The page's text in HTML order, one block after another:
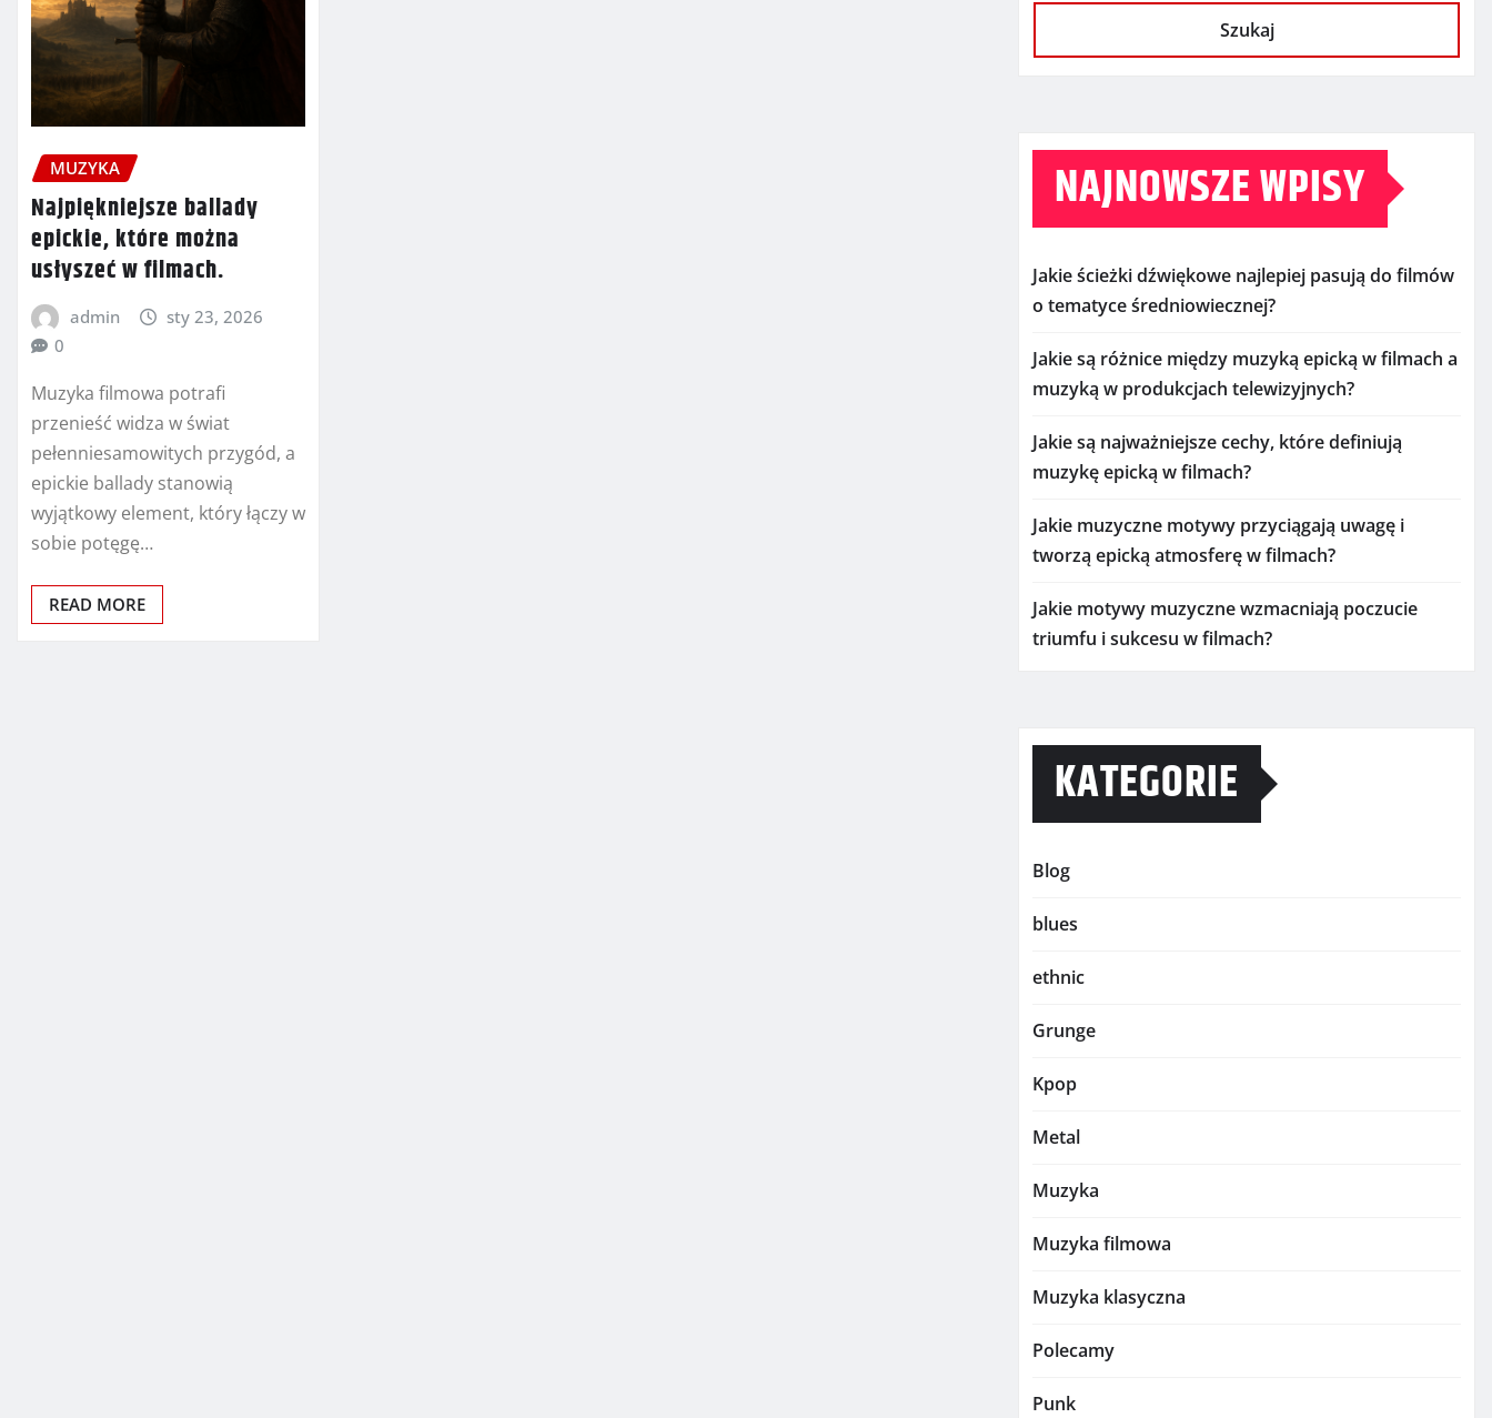
MUZYKA
Najpiękniejsze ballady
epickie, które można
usłyszeć w filmach.
admin
sty 23, 2026
0
Muzyka filmowa potrafi
przenieść widza w świat
pełenniesamowitych przygód, a
epickie ballady stanowią
wyjątkowy element, który łączy w
sobie potęgę…
READ MORE
Szukaj
NAJNOWSZE WPISY
Jakie ścieżki dźwiękowe najlepiej pasują do filmów
o tematyce średniowiecznej?
Jakie są różnice między muzyką epicką w filmach a
muzyką w produkcjach telewizyjnych?
Jakie są najważniejsze cechy, które definiują
muzykę epicką w filmach?
Jakie muzyczne motywy przyciągają uwagę i
tworzą epicką atmosferę w filmach?
Jakie motywy muzyczne wzmacniają poczucie
triumfu i sukcesu w filmach?
KATEGORIE
Blog
blues
ethnic
Grunge
Kpop
Metal
Muzyka
Muzyka filmowa
Muzyka klasyczna
Polecamy
Punk